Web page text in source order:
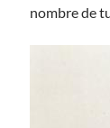
nombre de